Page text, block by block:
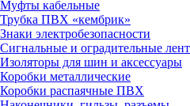
Муфты кабельные
Трубка ПВХ «кембрик»
Знаки электробезопасности
Сигнальные и оградительные
Изоляторы для шин и аксессуары
Коробки металлические
Коробки распаячные ПВХ